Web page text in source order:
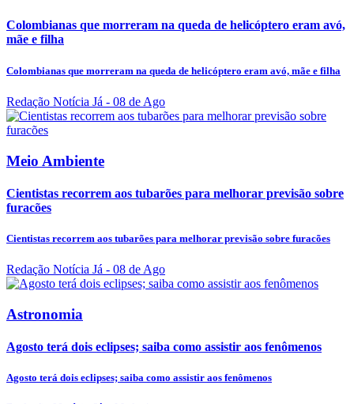
Colombianas que morreram na queda de helicóptero eram avó,
mãe e filha
Colombianas que morreram na queda de helicóptero eram avó, mãe e filha
Redação Notícia Já - 08 de Ago
Meio Ambiente
Cientistas recorrem aos tubarões para melhorar previsão sobre
furacões
Cientistas recorrem aos tubarões para melhorar previsão sobre furacões
Redação Notícia Já - 08 de Ago
Astronomia
Agosto terá dois eclipses; saiba como assistir aos fenômenos
Agosto terá dois eclipses; saiba como assistir aos fenômenos